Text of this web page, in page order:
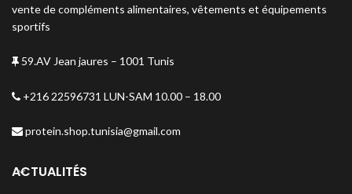
vente de compléments alimentaires, vêtements et équipements
sportifs
59.AV Jean jaures – 1001 Tunis
+216 22596731 LUN-SAM 10.00 – 18.00
protein.shop.tunisia@gmail.com
ACTUALITÉS